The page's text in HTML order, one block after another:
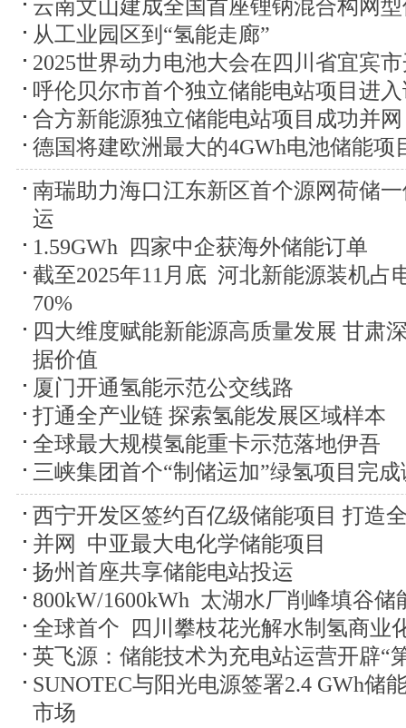
云南文山建成全国首座锂钠混合构网
从工业园区到“氢能走廊”
2025世界动力电池大会在四川省宜宾
呼伦贝尔市首个独立储能电站项目进
合方新能源独立储能电站项目成功并网
德国将建欧洲最大的4GWh电池储能项
南瑞助力海口江东新区首个源网荷储
运
1.59GWh 四家中企获海外储能订单
截至2025年11月底 河北新能源装机占
70%
四大维度赋能新能源高质量发展 甘肃
据价值
厦门开通氢能示范公交线路
打通全产业链 探索氢能发展区域样本
全球最大规模氢能重卡示范落地伊吾
三峡集团首个“制储运加”绿氢项目完
西宁开发区签约百亿级储能项目 打造
并网 中亚最大电化学储能项目
扬州首座共享储能电站投运
800kW/1600kWh 太湖水厂削峰填谷储
全球首个 四川攀枝花光解水制氢商业
英飞源：储能技术为充电站运营开辟“
SUNOTEC与阳光电源签署2.4 GWh储
市场